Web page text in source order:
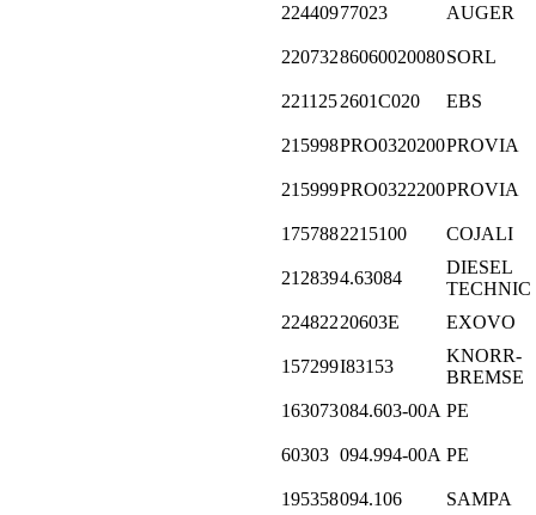
22440977023 AUGER
22073286060020080SORL
2211252601C020 EBS
215998PRO0320200PROVIA
215999PRO0322200PROVIA
1757882215100 COJALI
2128394.63084
DIESEL
TECHNIC
22482220603E EXOVO
157299I83153
KNORR-
BREMSE
163073084.603-00A PE
60303 094.994-00A PE
195358094.106 SAMPA